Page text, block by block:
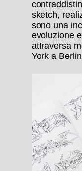
sketch,
sono una
evoluzione
attraversa
York a